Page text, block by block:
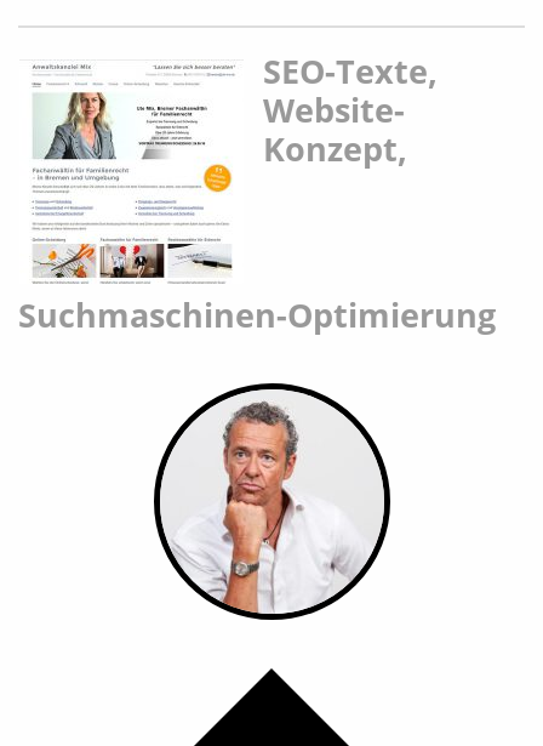
SEO-Texte,
Website-
Konzept,
Suchmaschinen-Optimierung